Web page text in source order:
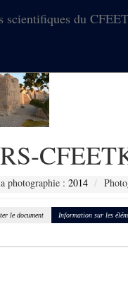
scientifiques du
photographie : 2014
le document Information sur les